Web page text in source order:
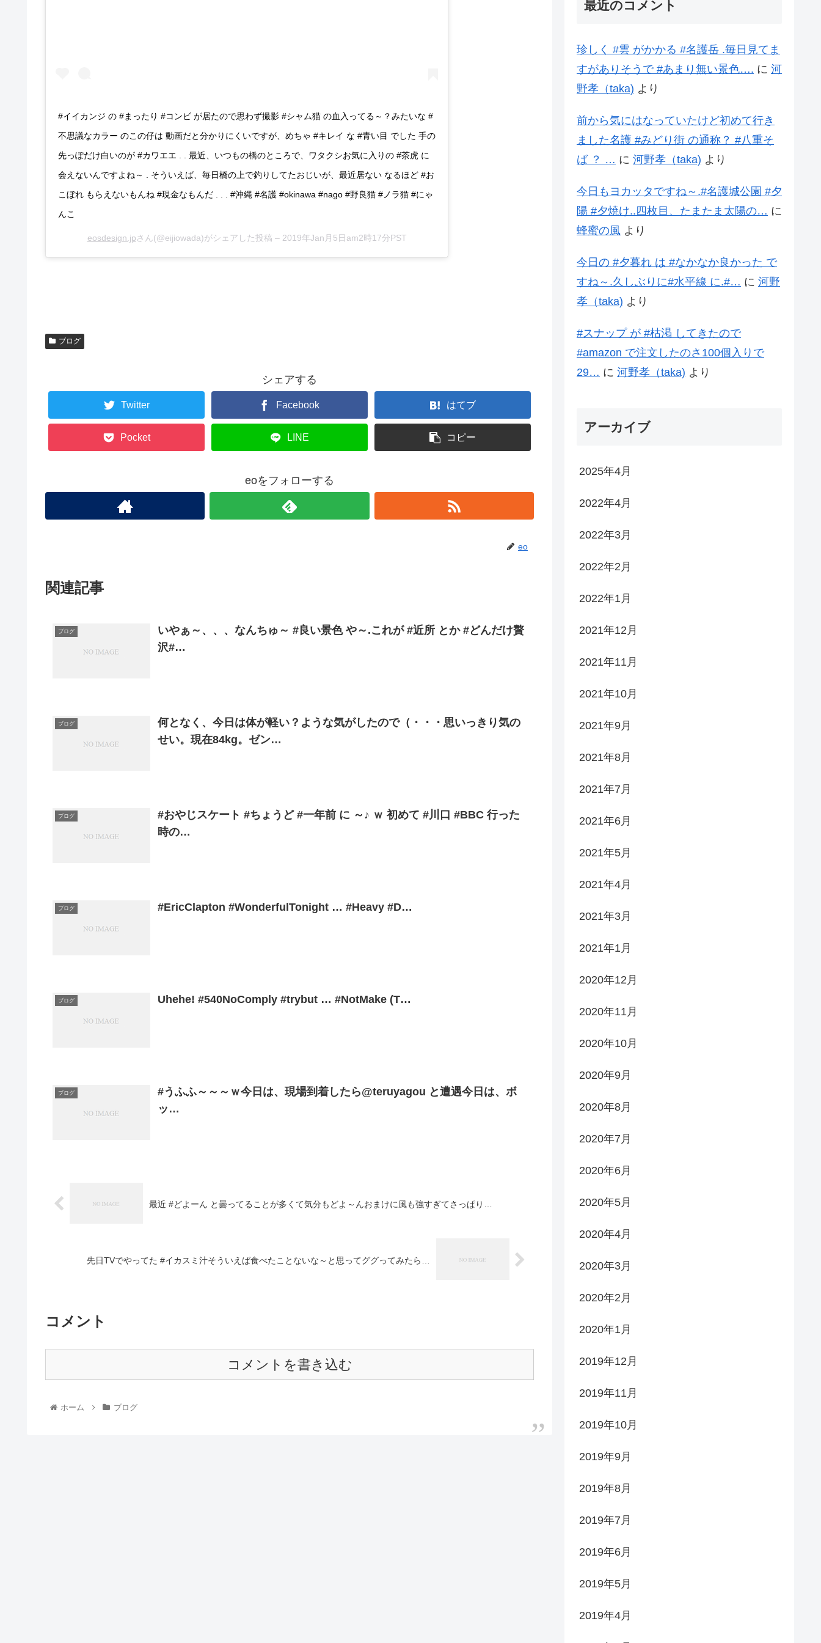
#イイカンジ の #まったり #コンビ が居たので思わず撮影 #シャム猫 の血入ってる～？みたいな #
不思議なカラー のこの仔は 動画だと分かりにくいですが、めちゃ #キレイ な #青い目 でした 手の
先っぽだけ白いのが #カワエエ . . 最近、いつもの橋のところで、ワタクシお気に入りの #茶虎 に
会えないんですよね～ . そういえば、毎日橋の上で釣りしてたおじいが、最近居ない なるほど #お
こぼれ もらえないもんね #現金なもんだ . . . #沖縄 #名護 #okinawa #nago #野良猫 #ノラ猫 #にゃ
んこ
eosdesign.jpさん(@eijiowada)がシェアした投稿 – 2019年Jan月5日am2時17分PST
ブログ
シェアする
Twitter Facebook はてブ
Pocket LINE コピー
eoをフォローする
eo
関連記事
ブログ
いやぁ～、、、なんちゅ～ #良い景色 や～.これが #近所 とか #どんだけ贅
沢#…
ブログ
何となく、今日は体が軽い？ような気がしたので（・・・思いっきり気の
せい。現在84kg。ゼン…
ブログ
#おやじスケート #ちょうど #一年前 に ～♪ ｗ 初めて #川口 #BBC 行った
時の…
ブログ #EricClapton #WonderfulTonight … #Heavy #D…
ブログ Uhehe! #540NoComply #trybut … #NotMake (T…
ブログ
#うふふ～～～ｗ今日は、現場到着したら@teruyagou と遭遇今日は、ボ
ッ…
最近 #どよーん と曇ってることが多くて気分もどよ～んおまけに風も強すぎてさっぱり…
先日TVでやってた #イカスミ汁そういえば食べたことないな～と思ってググってみたら…
コメント
コメントを書き込む
ホーム ブログ
最近のコメント
珍しく #雲 がかかる #名護岳 .毎日見てま
すがありそうで #あまり無い景色…. に 河
野孝（taka) より
前から気にはなっていたけど初めて行き
ました名護 #みどり街 の通称？ #八重そ
ば ？ … に 河野孝（taka) より
今日もヨカッタですね～.#名護城公園 #夕
陽 #夕焼け..四枚目、たまたま太陽の… に
蜂蜜の風 より
今日の #夕暮れ は #なかなか良かった で
すね～.久しぶりに#水平線 に.#… に 河野
孝（taka) より
#スナップ が #枯渇 してきたので
#amazon で注文したのさ100個入りで
29… に 河野孝（taka) より
アーカイブ
2025年4月
2022年4月
2022年3月
2022年2月
2022年1月
2021年12月
2021年11月
2021年10月
2021年9月
2021年8月
2021年7月
2021年6月
2021年5月
2021年4月
2021年3月
2021年1月
2020年12月
2020年11月
2020年10月
2020年9月
2020年8月
2020年7月
2020年6月
2020年5月
2020年4月
2020年3月
2020年2月
2020年1月
2019年12月
2019年11月
2019年10月
2019年9月
2019年8月
2019年7月
2019年6月
2019年5月
2019年4月